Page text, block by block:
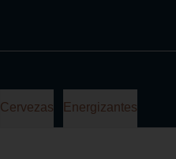
Cervezas Energizantes